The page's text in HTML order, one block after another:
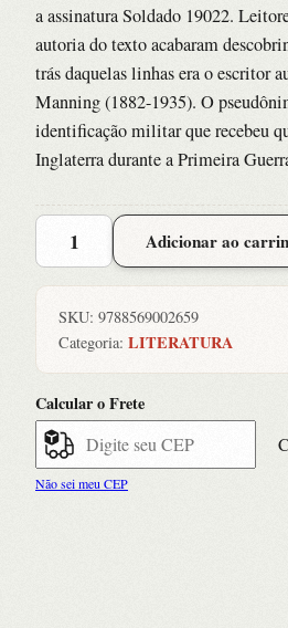
a assinatura Soldado 19022.
autoria do texto acabaram
trás daquelas linhas era o escritor
Manning (1882-1935). O
identificação militar que recebeu
Inglaterra durante a Primeira
Soldados
Rasos
Adicionar ao
SKU: 9788569002659
Categoria: LITERATURA
Calcular o Frete
Não sei meu CEP